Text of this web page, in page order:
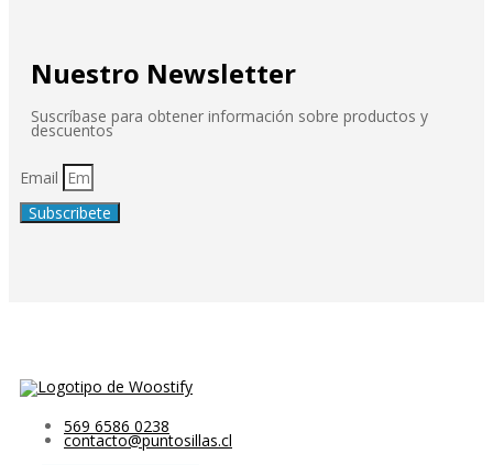
Nuestro Newsletter
Suscríbase para obtener información sobre productos y
descuentos
Email
Subscribete
569 6586 0238
contacto@puntosillas.cl